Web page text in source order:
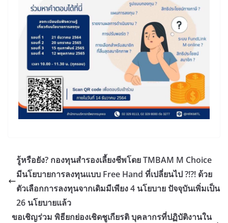
รู้หรือยัง? กองทุนสำรองเลี้ยงชีพโดย TMBAM M Choice
มีนโยบายการลงทุนแบบ Free Hand ที่เปลี่ยนไป ?!?! ด้วย
ตัวเลือกการลงทุนจากเดิมมีเพียง 4 นโยบาย ปัจจุบันเพิ่มเป็น
26 นโยบายแล้ว
ขอเชิญร่วม พิธียกย่องเชิดชูเกียรติ บุคลากรที่ปฏิบัติงานใน